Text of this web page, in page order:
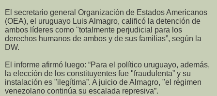
El secretario general Organización de Estados Americanos
(OEA), el uruguayo Luis Almagro, calificó la detención de
ambos líderes como "totalmente perjudicial para los
derechos humanos de ambos y de sus familias”, según la
DW.
El informe afirmó luego: “Para el político uruguayo, además,
la elección de los constituyentes fue "fraudulenta” y su
instalación es "ilegítima”. A juicio de Almagro, "el régimen
venezolano continúa su escalada represiva”.